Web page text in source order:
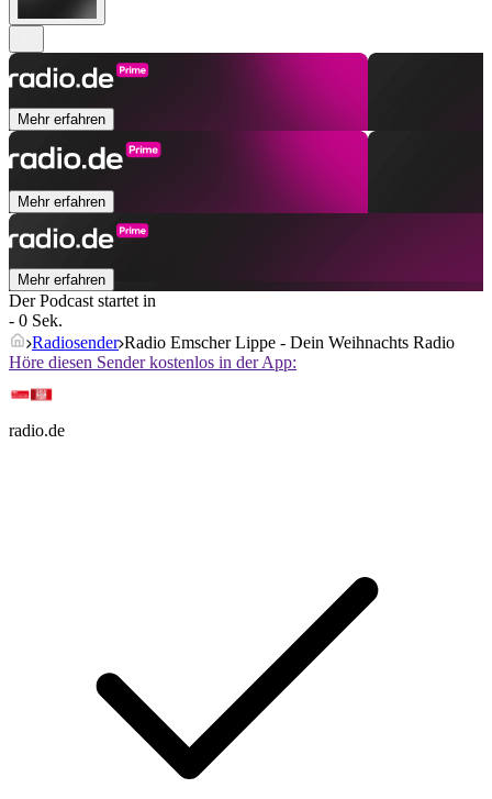
Mehr erfahren
Mehr erfahren
Mehr erfahren
Der Podcast startet in
- 0 Sek.
Radiosender Radio Emscher Lippe - Dein Weihnachts Radio
Höre diesen Sender kostenlos in der App:
radio.de